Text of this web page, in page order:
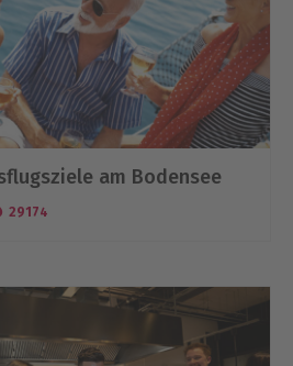
am Bodensee
29174